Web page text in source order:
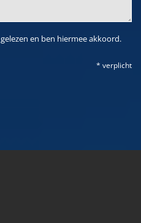
gelezen en ben hiermee akkoord.
* verplicht